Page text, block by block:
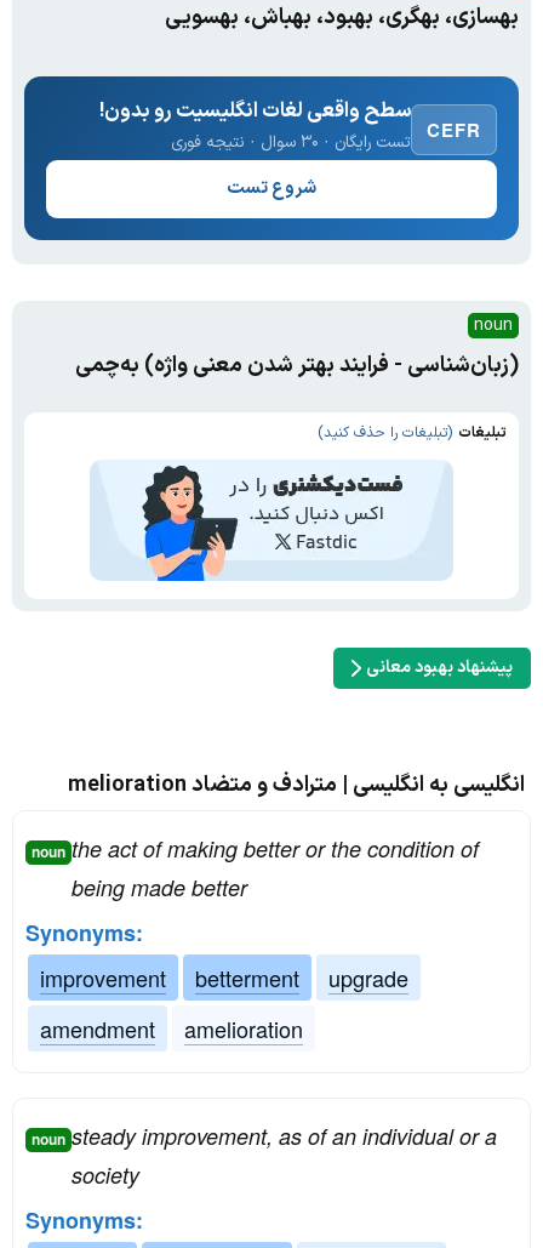
بهسازی، بهگری، بهبود، بهباش، بهسویی
CEFR
سطح واقعی لغات انگلیسیت رو بدون!
تست رایگان · ۳۰ سوال · نتیجه فوری
شروع تست
noun
(زبان‌شناسی - فرایند بهتر شدن معنی واژه) به‌چمی
تبلیغات (تبلیغات را حذف کنید)
پیشنهاد بهبود معانی
انگلیسی به انگلیسی | مترادف و متضاد melioration
noun the act of making better or the condition of
being made better
Synonyms:
improvement
betterment
upgrade
amendment
amelioration
noun steady improvement, as of an individual or a
society
Synonyms: